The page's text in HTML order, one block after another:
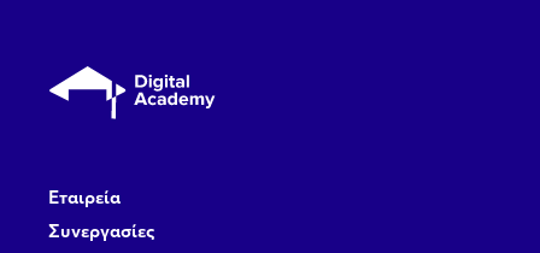
Εταιρεία
Συνεργασίες